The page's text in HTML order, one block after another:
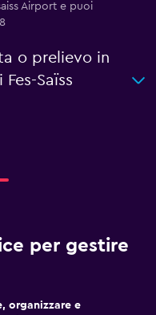
Airport e puoi
o prelievo in
Saïss
per gestire
organizzare e